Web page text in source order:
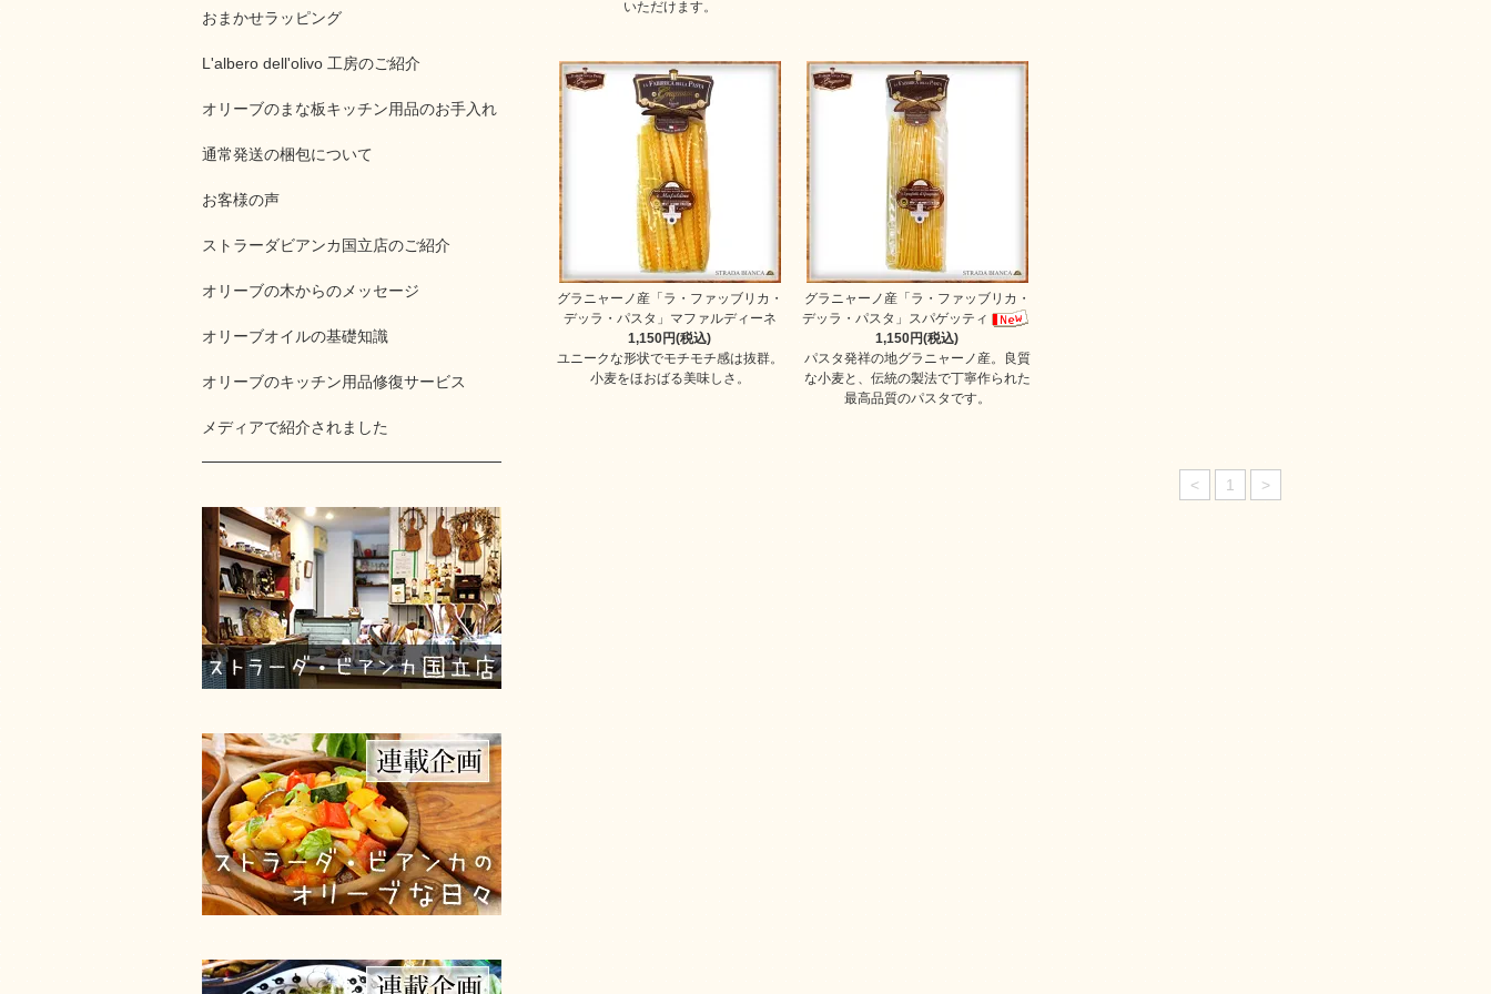
いただけます。
グラニャーノ産「ラ・ファッブリカ・
デッラ・パスタ」マファルディーネ
1,150円(税込)
ユニークな形状でモチモチ感は抜群。
小麦をほおばる美味しさ。
グラニャーノ産「ラ・ファッブリカ・
デッラ・パスタ」スパゲッティ
1,150円(税込)
パスタ発祥の地グラニャーノ産。良質
な小麦と、伝統の製法で丁寧作られた
最高品質のパスタです。
< 1 >
おまかせラッピング
L'albero dell'olivo 工房のご紹介
オリーブのまな板キッチン用品のお手入れ
通常発送の梱包について
お客様の声
ストラーダビアンカ国立店のご紹介
オリーブの木からのメッセージ
オリーブオイルの基礎知識
オリーブのキッチン用品修復サービス
メディアで紹介されました